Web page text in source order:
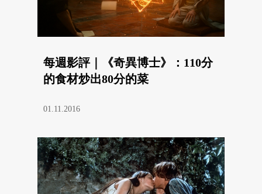
每週影評｜《奇異博士》：110分
的食材炒出80分的菜
01.11.2016